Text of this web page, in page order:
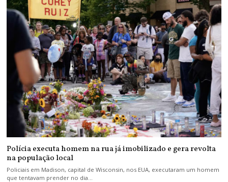
Polícia executa homem na rua já imobilizado e gera revolta
na população local
Policiais em Madison, capital de Wisconsin, nos EUA, executaram um homem
que tentavam prender no dia…